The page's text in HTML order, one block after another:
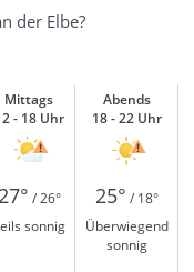
der Elbe?
Mittags
- 18 Uhr
Abends
18 - 22 Uhr
/ 26° 25° / 18°
sonnig
Überwiegend
sonnig